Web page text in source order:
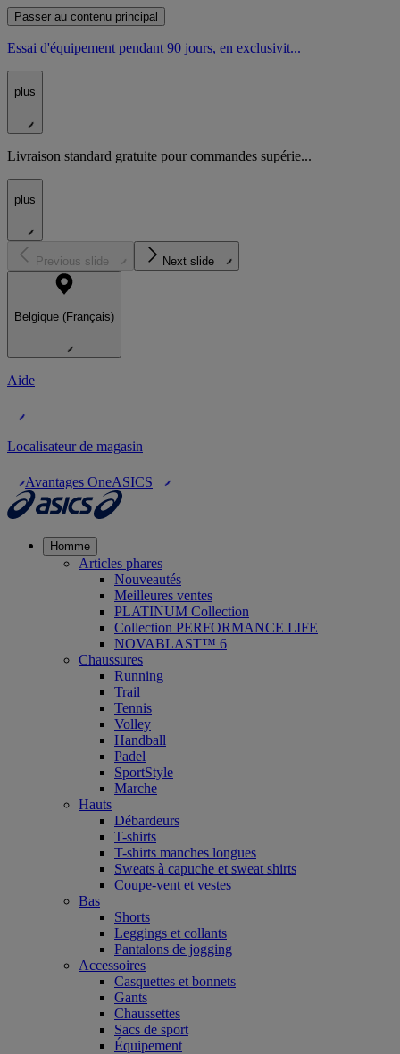
Passer au contenu principal
Essai d'équipement pendant 90 jours, en exclusivit...
plus
Livraison standard gratuite pour commandes supérie...
plus
Previous slide Next slide
Belgique (Français)
Aide
Localisateur de magasin
Avantages OneASICS
Homme
Articles phares
Nouveautés
Meilleures ventes
PLATINUM Collection
Collection PERFORMANCE LIFE
NOVABLAST™ 6
Chaussures
Running
Trail
Tennis
Volley
Handball
Padel
SportStyle
Marche
Hauts
Débardeurs
T-shirts
T-shirts manches longues
Sweats à capuche et sweat shirts
Coupe-vent et vestes
Bas
Shorts
Leggings et collants
Pantalons de jogging
Accessoires
Casquettes et bonnets
Gants
Chaussettes
Sacs de sport
Équipement